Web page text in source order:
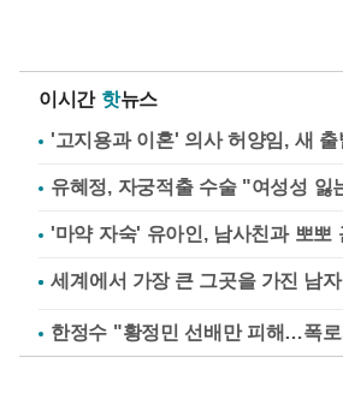
이시간 핫뉴스
'고지용과 이혼' 의사 허양임, 새 출
유혜정, 자궁적출 수술 "여성성
'마약 자숙' 유아인, 남사친과 뽀뽀
한정수 "황정민 선배만 피해…폭